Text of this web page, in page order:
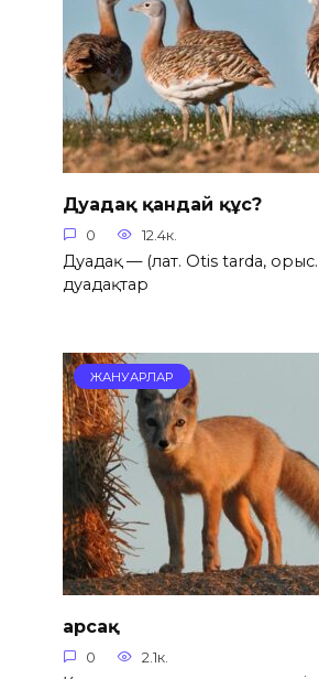
Дуадақ қандай құс?
0 12.4к.
Дуадақ — (лат. Otis tarda,
дуадақтар
ЖАНУАРЛАР
Қарсақ
0 2.1к.